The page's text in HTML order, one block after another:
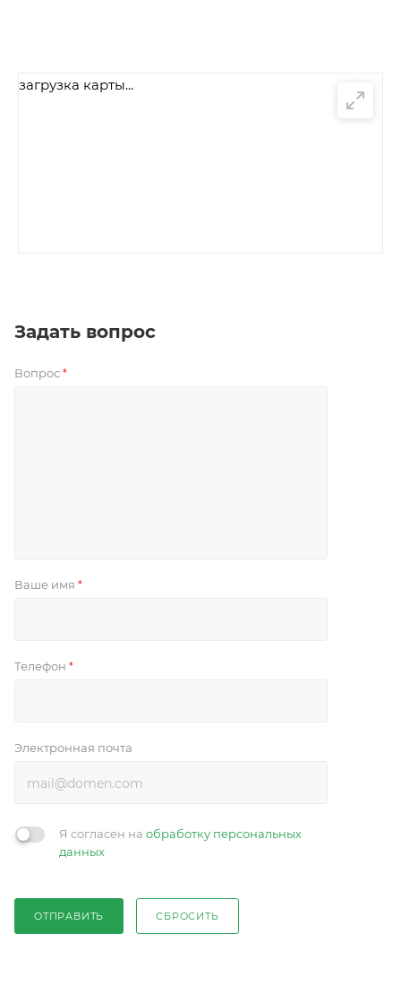
загрузка карты...
Задать вопрос
Вопрос *
Ваше имя *
Телефон *
Электронная почта
Я согласен на обработку персональных
данных
ОТПРАВИТЬ СБРОСИТЬ